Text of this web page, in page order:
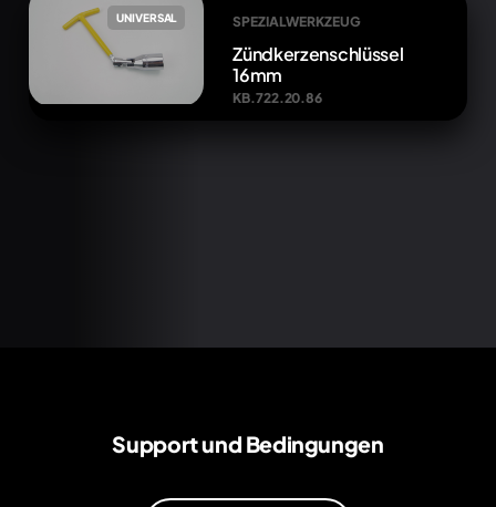
UNIVERSAL SPEZIALWERKZEUG
Zündkerzenschlüssel
16mm
KB.722.20.86
Support und Bedingungen